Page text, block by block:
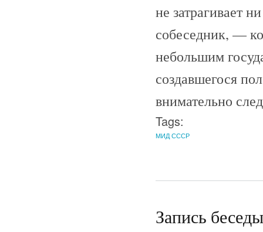
не затрагивает
собеседник, —
небольшим
создавшегося
внимательно
Tags:
МИД СССР
Запись